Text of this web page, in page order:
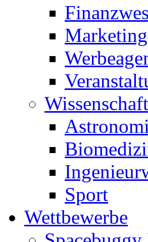
Marketing
Wissenschaft
Sport
Wettbewerbe